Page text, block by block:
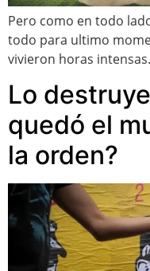
Pero como en todo
todo para ultimo
vivieron horas intensas.
Lo
quedó el
la orden?